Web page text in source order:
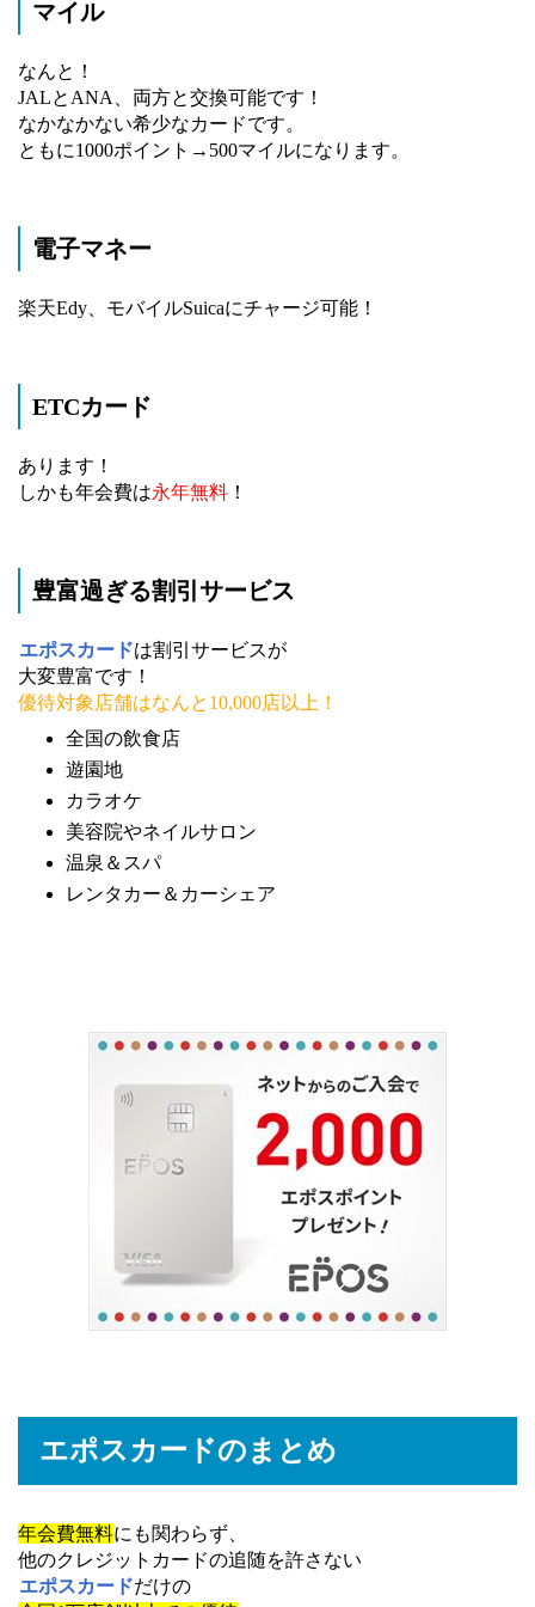
マイル
なんと！
JALとANA、両方と交換可能です！
なかなかない希少なカードです。
ともに1000ポイント→500マイルになります。
電子マネー
楽天Edy、モバイルSuicaにチャージ可能！
ETCカード
あります！
しかも年会費は永年無料 ！
豊富過ぎる割引サービス
エポスカードは割引サービスが
大変豊富です！
優待対象店舗はなんと10,000店以上！
全国の飲食店
遊園地
カラオケ
美容院やネイルサロン
温泉＆スパ
レンタカー＆カーシェア
エポスカードのまとめ
年会費無料にも関わらず、
他のクレジットカードの追随を許さない
エポスカードだけの